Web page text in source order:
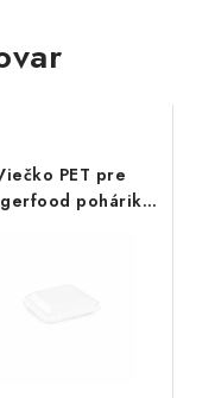
PET pre
pohárik